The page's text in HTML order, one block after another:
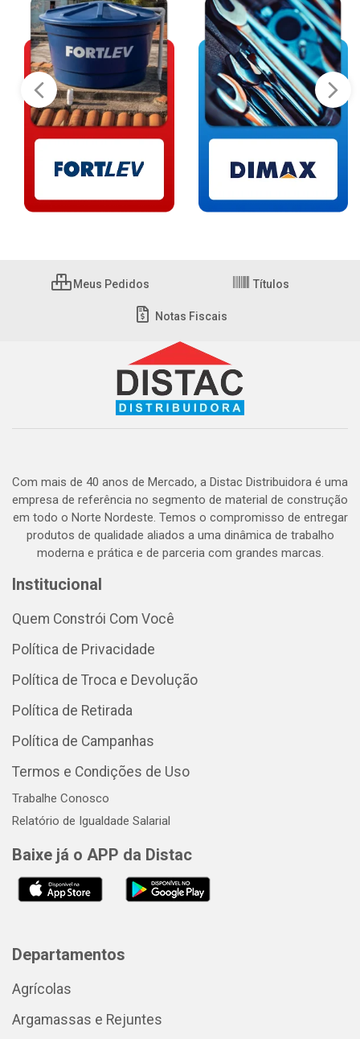
Meus Pedidos Títulos
Notas Fiscais
Com mais de 40 anos de Mercado, a Distac Distribuidora é uma
empresa de referência no segmento de material de construção
em todo o Norte Nordeste. Temos o compromisso de entregar
produtos de qualidade aliados a uma dinâmica de trabalho
moderna e prática e de parceria com grandes marcas.
Institucional
Quem Constrói Com Você
Política de Privacidade
Política de Troca e Devolução
Política de Retirada
Política de Campanhas
Termos e Condições de Uso
Trabalhe Conosco
Relatório de Igualdade Salarial
Baixe já o APP da Distac
Departamentos
Agrícolas
Argamassas e Rejuntes